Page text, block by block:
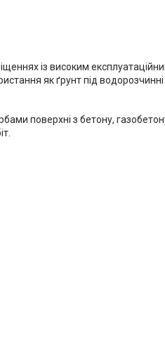
із високим
як ґрунт під
поверхні з бетону,